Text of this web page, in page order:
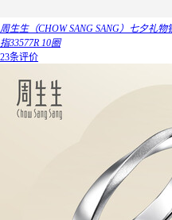
周生生（CHOW SANG SANG）七夕礼
指33577R 10圈
23条评价